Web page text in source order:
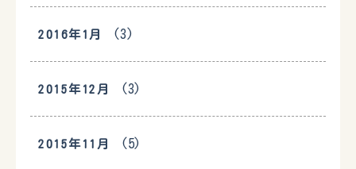
2016年1月 (3)
2015年12月 (3)
2015年11月 (5)